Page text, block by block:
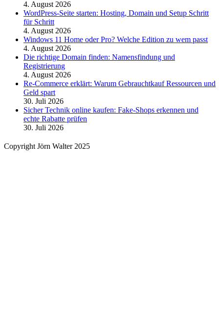
4. August 2026
WordPress-Seite starten: Hosting, Domain und Setup Schritt
für Schritt
4. August 2026
Windows 11 Home oder Pro? Welche Edition zu wem passt
4. August 2026
Die richtige Domain finden: Namensfindung und
Registrierung
4. August 2026
Re-Commerce erklärt: Warum Gebrauchtkauf Ressourcen und
Geld spart
30. Juli 2026
Sicher Technik online kaufen: Fake-Shops erkennen und
echte Rabatte prüfen
30. Juli 2026
Copyright Jörn Walter 2025